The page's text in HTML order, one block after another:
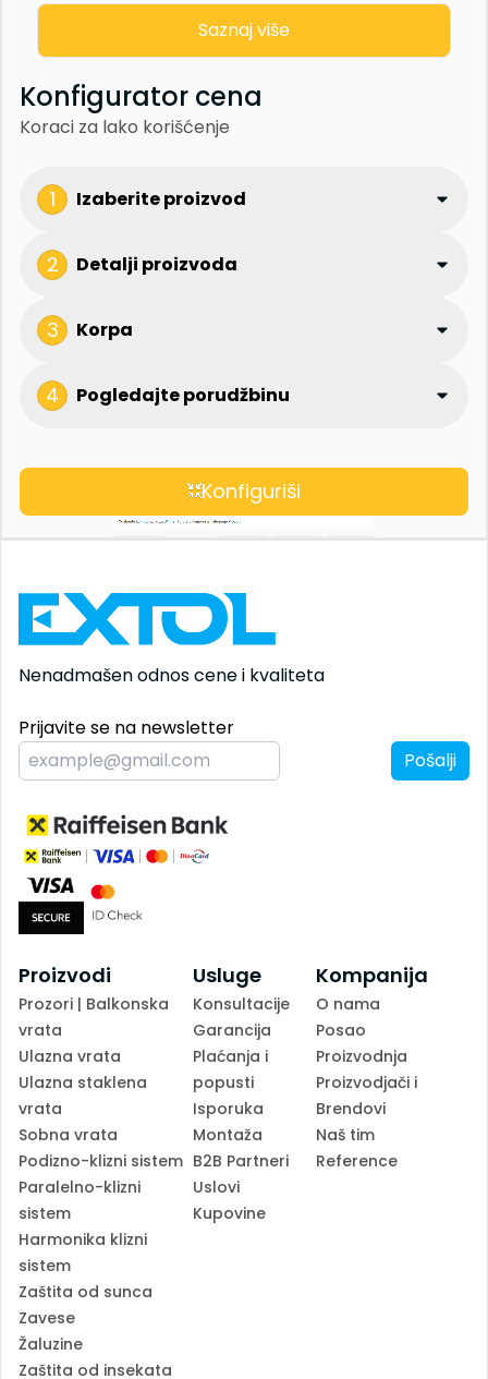
Saznaj više
Konfigurator cena
Koraci za lako korišćenje
1 Izaberite proizvod
2 Detalji proizvoda
3 Korpa
4 Pogledajte porudžbinu
Konfiguriši
Nenadmašen odnoscene i kvaliteta
Prijavite se na newsletter
Pošalji
Proizvodi
Prozori | Balkonska
vrata
Ulazna vrata
Ulazna staklena
vrata
Sobna vrata
Podizno-klizni sistem
Paralelno-klizni
sistem
Harmonika klizni
sistem
Zaštita od sunca
Zavese
Žaluzine
Zaštita od insekata
Usluge
Konsultacije
Garancija
Plaćanja i
popusti
Isporuka
Montaža
B2B Partneri
Uslovi
Kupovine
Kompanija
O nama
Posao
Proizvodnja
Proizvodjači i
Brendovi
Naš tim
Reference